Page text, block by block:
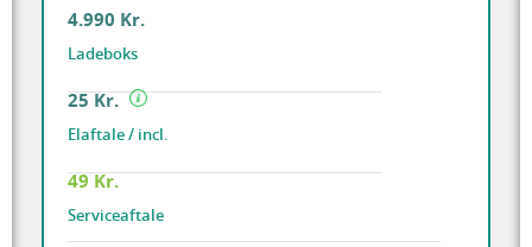
4.990 Kr.
Ladeboks
25 Kr.
Elaftale / incl.
49 Kr.
Serviceaftale